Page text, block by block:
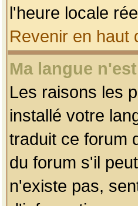
l'heure locale
Revenir en haut
Ma langue
Les raisons les
installé votre
traduit ce forum
du forum s'il
n'existe pas,